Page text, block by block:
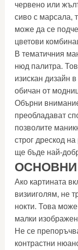
червено или
сиво с марсала,
може да се
цветови
В тематичния
нюд палитра.
изискан дизайн
обичан от
Обърни
преобладават
позволите
строг дрескод
ще бъде най-
Ако картината
визииголям, не
нокти. Това
малки
Не се
контрастни